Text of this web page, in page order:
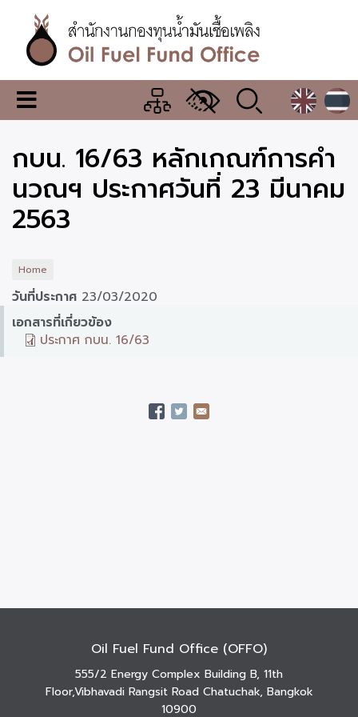
content
สำนักงาน
กองทุน
น้ำมัน
เชื้อ
เพลิง
เมนู
เปลี่ยน
แสดง
ผล
กบน. 16/63 หลักเกณฑ์การคำ
นวณฯ ประกาศวันที่ 23 มีนาคม
2563
Home
วันที่ประกาศ 23/03/2020
เอกสารที่เกี่ยวข้อง
ประกาศ กบน. 16/63
Oil Fuel Fund Office (OFFO)
555/2 Energy Complex Building B, 11th
Floor,Vibhavadi Rangsit Road Chatuchak, Bangkok
10900